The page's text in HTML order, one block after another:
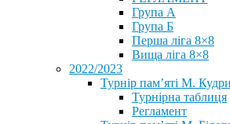
Група А
Група Б
Перша ліга 8×8
Вища ліга 8×8
2022/2023
Турнір пам’яті М.
Турнірна таблиця
Регламент